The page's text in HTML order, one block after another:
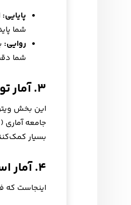
پایایی:
شما
روایی:
شما
۳. آمار توصیفی (Descriptive Statistics)
این بخش
جامعه آماری
بسیار
۴. آمار استنباطی (Inferential Statistics) – قلب تپنده مدیریت
اینجاست که